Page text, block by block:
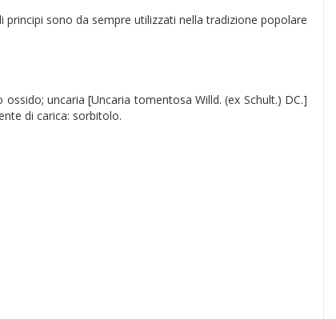
sono da sempre utilizzati nella tradizione popolare
uncaria [Uncaria tomentosa Willd. (ex Schult.) DC.]
di carica: sorbitolo.